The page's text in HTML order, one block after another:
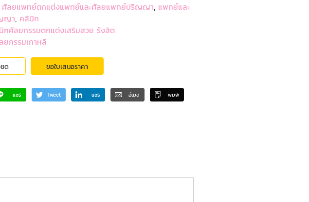
ศัลยแพทย์ตกแต่งแพทย์และศัลยแพทย์ปริญญา, แพทย์และ
ญา, คลินิก
กศัลยกรรมตกแต่งเสริมสวย รังสิต
ยกรรมเกาหลี
ด ขอใบเสนอราคา
แชร์ Tweet แชร์ อีเมล พิมพ์